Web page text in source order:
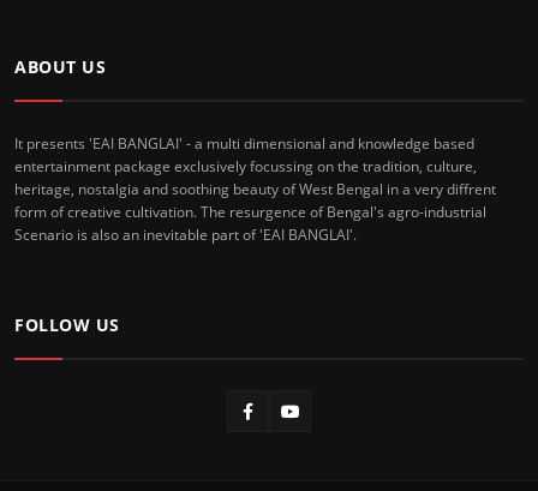
ABOUT US
It presents 'EAI BANGLAI' - a multi dimensional and knowledge based
entertainment package exclusively focussing on the tradition, culture,
heritage, nostalgia and soothing beauty of West Bengal in a very diffrent
form of creative cultivation. The resurgence of Bengal's agro-industrial
Scenario is also an inevitable part of 'EAI BANGLAI'.
FOLLOW US